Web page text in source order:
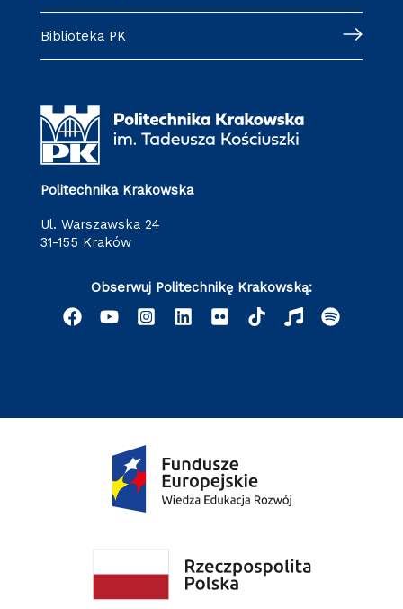
Biblioteka PK
Politechnika Krakowska
ul. Warszawska 24
31-155 Kraków
Obserwuj Politechnikę Krakowską: